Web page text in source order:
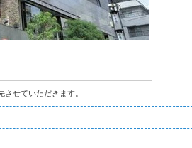
せていただきます。